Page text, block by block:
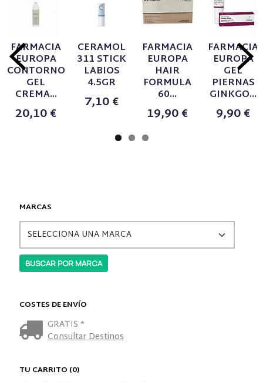
MARCAS
COSTES DE ENVÍO
GRATIS *
Consultar Destinos
TU CARRITO (0)
FARMACIA
EUROPA
CONTORNO
GEL
CREMA...
20,10 €
CERAMOL
311 STICK
LABIOS
4.5GR
7,10 €
FARMACIA
EUROPA
HAIR
FORMULA
60...
19,90 €
FARMACIA
EUROPA
GEL
PIERNAS
GINKGO...
9,90 €